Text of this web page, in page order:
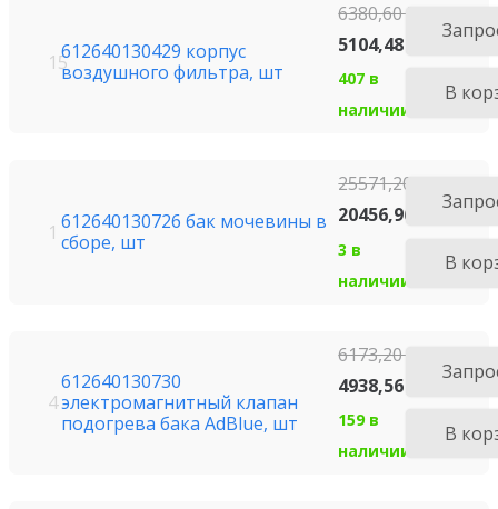
15612640130429 корпус
воздушного фильтра, шт
6380,60₽
5104,48
407 в
наличии
В
1 612640130726 бак мочевины в
сборе, шт
25571,20
20456,96
3 в
наличии
В
4
612640130730
электромагнитный клапан
подогрева бака AdBlue, шт
6173,20
4938,56
159 в
наличии
В